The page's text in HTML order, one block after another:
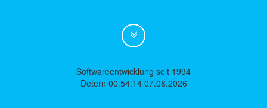
Softwareentwicklung seit 1994
Detern 00:54:14 07.08.2026